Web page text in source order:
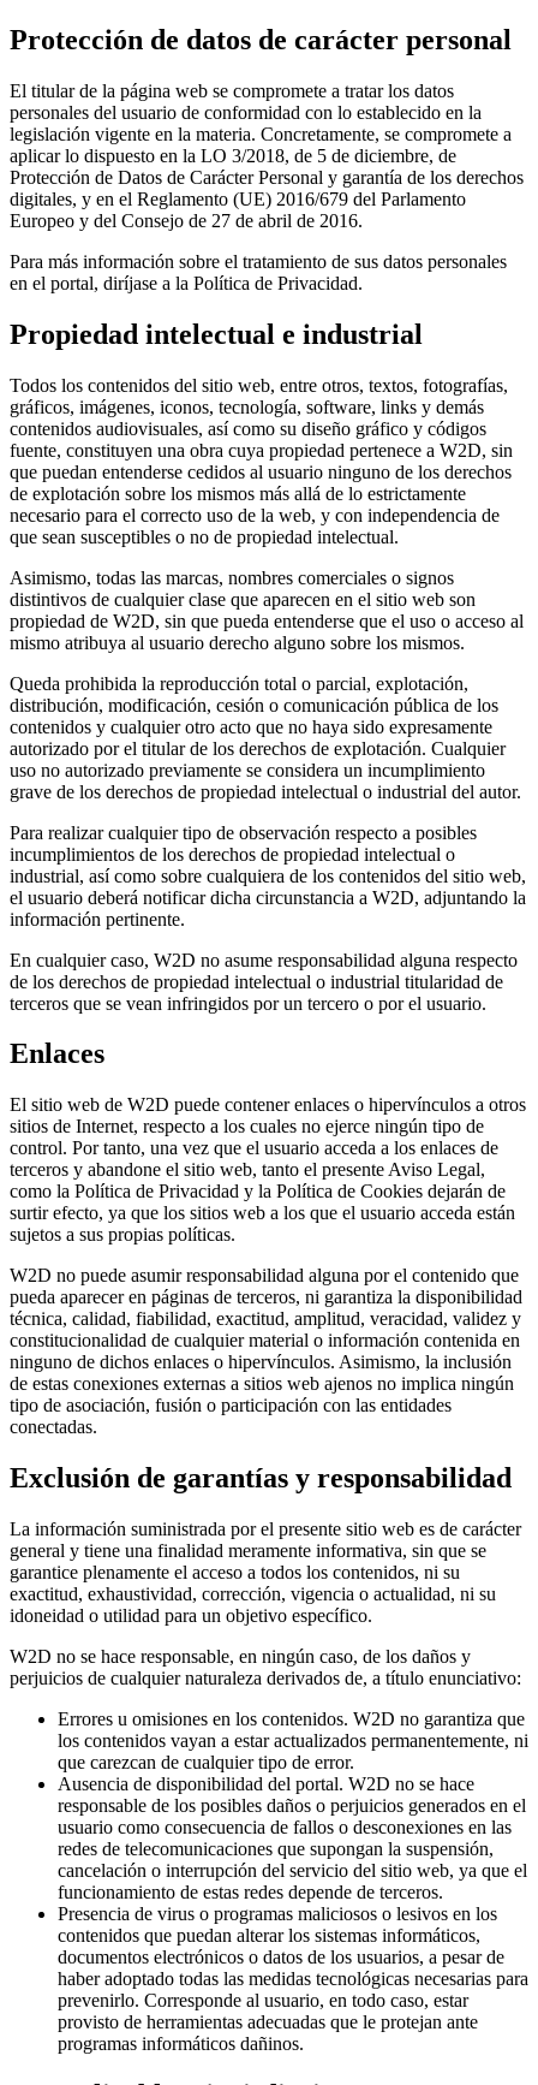
Protección de datos de carácter personal
El titular de la página web se compromete a tratar los datos
personales del usuario de conformidad con lo establecido en la
legislación vigente en la materia. Concretamente, se compromete a
aplicar lo dispuesto en la LO 3/2018, de 5 de diciembre, de
Protección de Datos de Carácter Personal y garantía de los derechos
digitales, y en el Reglamento (UE) 2016/679 del Parlamento
Europeo y del Consejo de 27 de abril de 2016.
Para más información sobre el tratamiento de sus datos personales
en el portal, diríjase a la Política de Privacidad.
Propiedad intelectual e industrial
Todos los contenidos del sitio web, entre otros, textos, fotografías,
gráficos, imágenes, iconos, tecnología, software, links y demás
contenidos audiovisuales, así como su diseño gráfico y códigos
fuente, constituyen una obra cuya propiedad pertenece a W2D, sin
que puedan entenderse cedidos al usuario ninguno de los derechos
de explotación sobre los mismos más allá de lo estrictamente
necesario para el correcto uso de la web, y con independencia de
que sean susceptibles o no de propiedad intelectual.
Asimismo, todas las marcas, nombres comerciales o signos
distintivos de cualquier clase que aparecen en el sitio web son
propiedad de W2D, sin que pueda entenderse que el uso o acceso al
mismo atribuya al usuario derecho alguno sobre los mismos.
Queda prohibida la reproducción total o parcial, explotación,
distribución, modificación, cesión o comunicación pública de los
contenidos y cualquier otro acto que no haya sido expresamente
autorizado por el titular de los derechos de explotación. Cualquier
uso no autorizado previamente se considera un incumplimiento
grave de los derechos de propiedad intelectual o industrial del autor.
Para realizar cualquier tipo de observación respecto a posibles
incumplimientos de los derechos de propiedad intelectual o
industrial, así como sobre cualquiera de los contenidos del sitio web,
el usuario deberá notificar dicha circunstancia a W2D, adjuntando la
información pertinente.
En cualquier caso, W2D no asume responsabilidad alguna respecto
de los derechos de propiedad intelectual o industrial titularidad de
terceros que se vean infringidos por un tercero o por el usuario.
Enlaces
El sitio web de W2D puede contener enlaces o hipervínculos a otros
sitios de Internet, respecto a los cuales no ejerce ningún tipo de
control. Por tanto, una vez que el usuario acceda a los enlaces de
terceros y abandone el sitio web, tanto el presente Aviso Legal,
como la Política de Privacidad y la Política de Cookies dejarán de
surtir efecto, ya que los sitios web a los que el usuario acceda están
sujetos a sus propias políticas.
W2D no puede asumir responsabilidad alguna por el contenido que
pueda aparecer en páginas de terceros, ni garantiza la disponibilidad
técnica, calidad, fiabilidad, exactitud, amplitud, veracidad, validez y
constitucionalidad de cualquier material o información contenida en
ninguno de dichos enlaces o hipervínculos. Asimismo, la inclusión
de estas conexiones externas a sitios web ajenos no implica ningún
tipo de asociación, fusión o participación con las entidades
conectadas.
Exclusión de garantías y responsabilidad
La información suministrada por el presente sitio web es de carácter
general y tiene una finalidad meramente informativa, sin que se
garantice plenamente el acceso a todos los contenidos, ni su
exactitud, exhaustividad, corrección, vigencia o actualidad, ni su
idoneidad o utilidad para un objetivo específico.
W2D no se hace responsable, en ningún caso, de los daños y
perjuicios de cualquier naturaleza derivados de, a título enunciativo:
Errores u omisiones en los contenidos. W2D no garantiza que
los contenidos vayan a estar actualizados permanentemente, ni
que carezcan de cualquier tipo de error.
Ausencia de disponibilidad del portal. W2D no se hace
responsable de los posibles daños o perjuicios generados en el
usuario como consecuencia de fallos o desconexiones en las
redes de telecomunicaciones que supongan la suspensión,
cancelación o interrupción del servicio del sitio web, ya que el
funcionamiento de estas redes depende de terceros.
Presencia de virus o programas maliciosos o lesivos en los
contenidos que puedan alterar los sistemas informáticos,
documentos electrónicos o datos de los usuarios, a pesar de
haber adoptado todas las medidas tecnológicas necesarias para
prevenirlo. Corresponde al usuario, en todo caso, estar
provisto de herramientas adecuadas que le protejan ante
programas informáticos dañinos.